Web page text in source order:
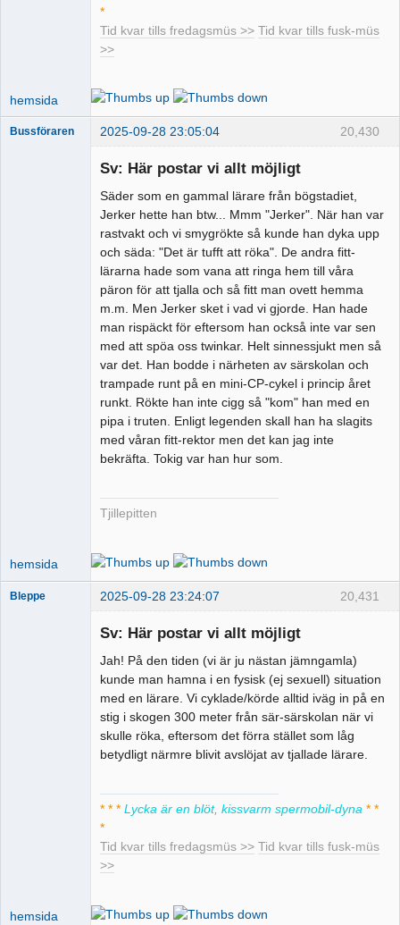
*
Tid kvar tills fredagsmüs >> Tid kvar tills fusk-müs
>>
hemsida
20,430
Bussföraren 2025-09-28 23:05:04
Sv: Här postar vi allt möjligt
Säder som en gammal lärare från bögstadiet,
Jerker hette han btw... Mmm "Jerker". När han var
rastvakt och vi smygrökte så kunde han dyka upp
och säda: "Det är tufft att röka". De andra fitt-
lärarna hade som vana att ringa hem till våra
päron för att tjalla och så fitt man ovett hemma
m.m. Men Jerker sket i vad vi gjorde. Han hade
man rispäckt för eftersom han också inte var sen
med att spöa oss twinkar. Helt sinnessjukt men så
var det. Han bodde i närheten av särskolan och
trampade runt på en mini-CP-cykel i princip året
runkt. Rökte han inte cigg så "kom" han med en
pipa i truten. Enligt legenden skall han ha slagits
med våran fitt-rektor men det kan jag inte
bekräfta. Tokig var han hur som.
Tjillepitten
hemsida
20,431
Bleppe 2025-09-28 23:24:07
Sv: Här postar vi allt möjligt
Jah! På den tiden (vi är ju nästan jämngamla)
kunde man hamna i en fysisk (ej sexuell) situation
med en lärare. Vi cyklade/körde alltid iväg in på en
stig i skogen 300 meter från sär-särskolan när vi
skulle röka, eftersom det förra stället som låg
betydligt närmre blivit avslöjat av tjallade lärare.
* * * Lycka är en blöt, kissvarm spermobil-dyna * *
*
Tid kvar tills fredagsmüs >> Tid kvar tills fusk-müs
>>
hemsida